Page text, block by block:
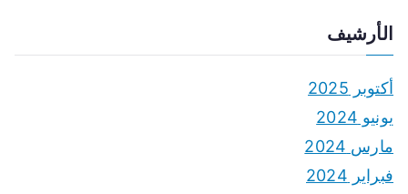
الأرشيف
أكتوبر 2025
يونيو 2024
مارس 2024
فبراير 2024